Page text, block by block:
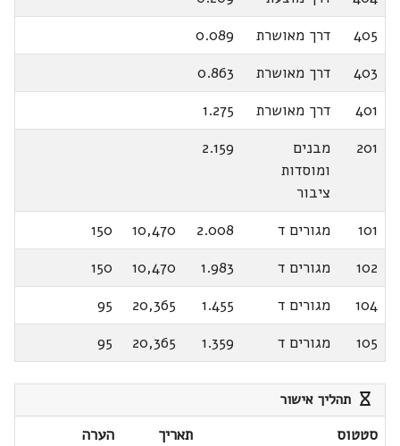
405
דרך מאושרת
0.089
403
דרך מאושרת
0.863
401
דרך מאושרת
1.275
201
מבנים
ומוסדות
ציבור
2.159
101 מגורים ד 2.008
10,470
150
102
מגורים ד 1.983
10,470
150
104
מגורים ד 1.455
20,365
95
105
מגורים ד 1.359
20,365
95
תהליך אישור
סטטוס תאריך
הערה